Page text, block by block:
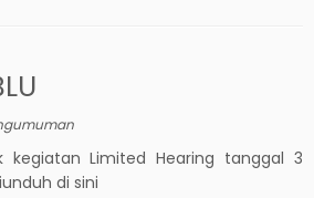
kegiatan Limited Hearing tanggal 3
di sini